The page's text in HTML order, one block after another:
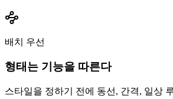
배치 우선
형태는 기능을 따른다
스타일을 정하기 전에 동선, 간격, 일상